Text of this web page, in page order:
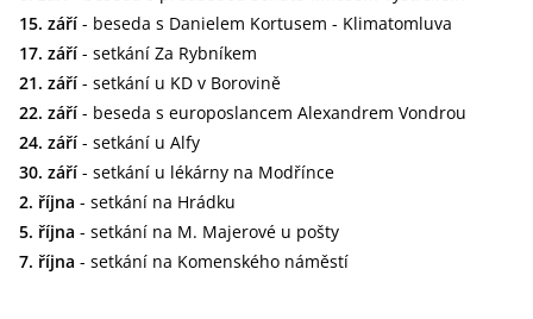
15. září - beseda s Danielem Kortusem - Klimatomluva
17. září - setkání Za Rybníkem
21. září - setkání u KD v Borovině
22. září - beseda s europoslancem Alexandrem Vondrou
24. září - setkání u Alfy
30. září - setkání u lékárny na Modřínce
2. října - setkání na Hrádku
5. října - setkání na M. Majerové u pošty
7. října - setkání na Komenského náměstí